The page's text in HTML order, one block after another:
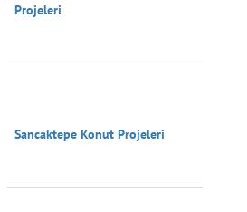
Projeleri
Sancaktepe Konut Projeleri